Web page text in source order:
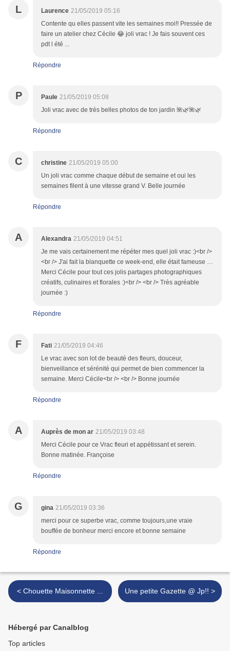
L Laurence 21/05/2019 05:16
Contente qu elles passent vite les semaines moi!! Pressée de
faire un atelier chez Cécile 😂 joli vrac ! Je fais souvent ces
pdt l été ...
Répondre
P Paule 21/05/2019 05:08
Joli vrac avec de très belles photos de ton jardin 🌺🌿🌺🌿
Répondre
C christine 21/05/2019 05:00
Un joli vrac comme chaque début de semaine et oui les
semaines filent à une vitesse grand V. Belle journée
Répondre
A Alexandra 21/05/2019 04:51
Je me vais certainement me répéter mes quel joli vrac :)<br />
<br /> J'ai fait la blanquette ce week-end, elle était fameuse …
Merci Cécile pour tout ces jolis partages photographiques
créatifs, culinaires et florales :)<br /> <br /> Très agréable
journée :)
Répondre
F Fati 21/05/2019 04:46
Le vrac avec son lot de beauté des fleurs, douceur,
bienveillance et sérénité qui permet de bien commencer la
semaine. Merci Cécile<br /> <br /> Bonne journée
Répondre
A Auprès de mon ar 21/05/2019 03:48
Merci Cécile pour ce Vrac fleuri et appétissant et serein.
Bonne matinée. Françoise
Répondre
G gina 21/05/2019 03:36
merci pour ce superbe vrac, comme toujours,une vraie
bouffée de bonheur merci encore et bonne semaine
Répondre
< Chouette Maisonnette ... Une petite Gazette @ Jp!! >
Hébergé par Canalblog
Top articles